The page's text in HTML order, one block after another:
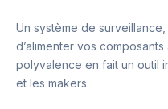
Un système de
d’alimenter vos
polyvalence en fait un outil
et les makers.